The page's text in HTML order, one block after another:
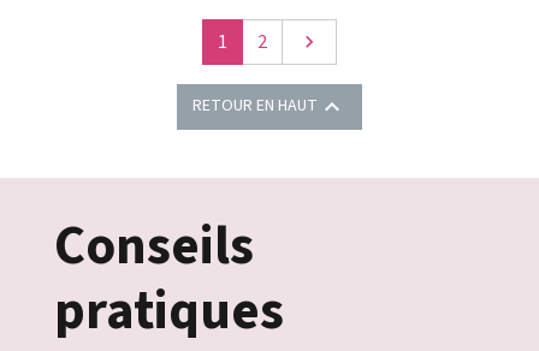
1 2 Suivant

RETOUR EN HAUT 
Conseils
pratiques